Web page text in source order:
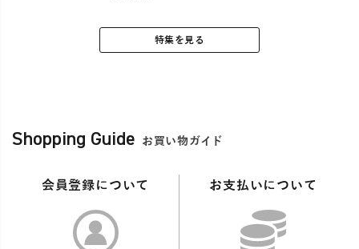
特集を見る
Shopping Guide お買い物ガイド
会員登録について お支払いについて